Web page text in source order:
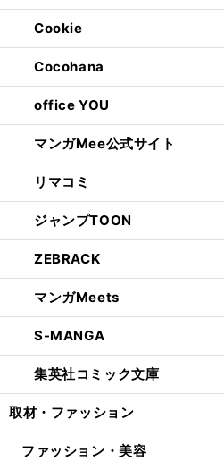
Cookie
Cocohana
office YOU
マンガMee公式サイト
リマコミ
ジャンプTOON
ZEBRACK
マンガMeets
S-MANGA
集英社コミック文庫
取材・ファッション
ファッション・美容